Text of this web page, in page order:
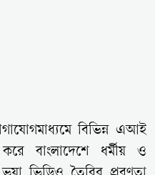
বিভিন্ন এআই
বাংলাদেশে ধর্মীয় ও